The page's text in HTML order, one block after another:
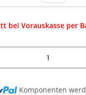
bei Vorauskasse per
Komponenten